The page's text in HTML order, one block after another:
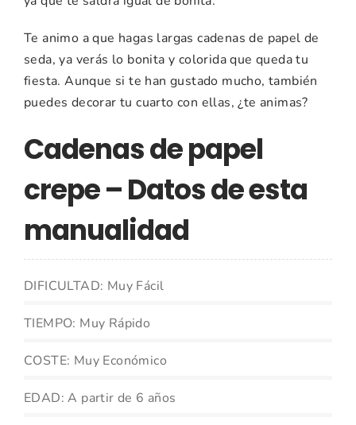
Te animo a que hagas largas cadenas de papel de
seda, ya verás lo bonita y colorida que queda tu
fiesta. Aunque si te han gustado mucho, también
puedes decorar tu cuarto con ellas, ¿te animas?
Cadenas de papel
crepe – Datos de esta
manualidad
DIFICULTAD: Muy Fácil
TIEMPO: Muy Rápido
COSTE: Muy Económico
EDAD: A partir de 6 años